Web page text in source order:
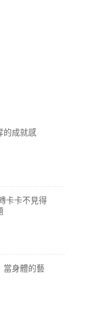
的成就感
卡卡不見得
當身體的藝